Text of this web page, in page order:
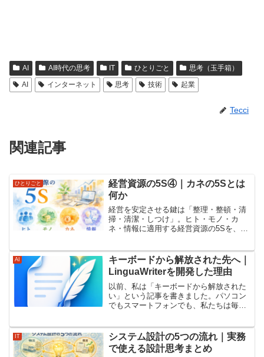
AI AI時代の思考 IT ひとりごと
思考（玉手箱）
AI
インターネット 思考 技術 起業
Tecci
関連記事
ひとりごと
経営資源の5S④｜カネの5Sとは
何か
経営を安定させる鍵は「整理・整頓・清
掃・清潔・しつけ」。ヒト・モノ・カ
ネ・情報に適用する経営資源の5Sを、実
AI
キーボードから解放された先へ｜
LinguaWriterを開発した理由
以前、私は「キーボードから解放された
い」という記事を書きました。パソコン
でもスマートフォンでも、私たちは毎日
SNSに投稿する。メモを残す。しかし、
本当にやりたいことは「...
IT
システム設計の5つの流れ｜実務
で使える設計思考まとめ